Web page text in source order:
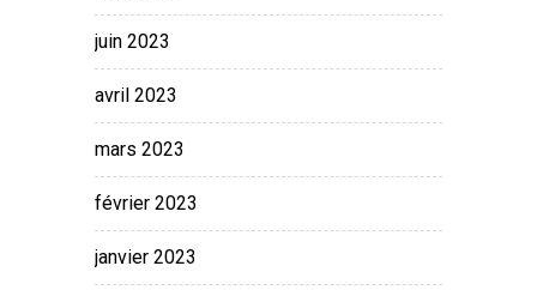
juin 2023
avril 2023
mars 2023
février 2023
janvier 2023